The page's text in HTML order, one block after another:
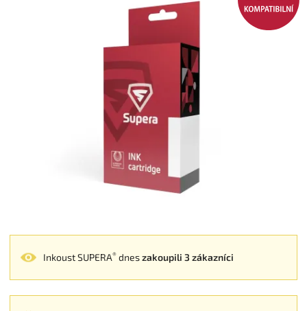
Inkoust SUPERA® dneszakoupili 3 zákazníci